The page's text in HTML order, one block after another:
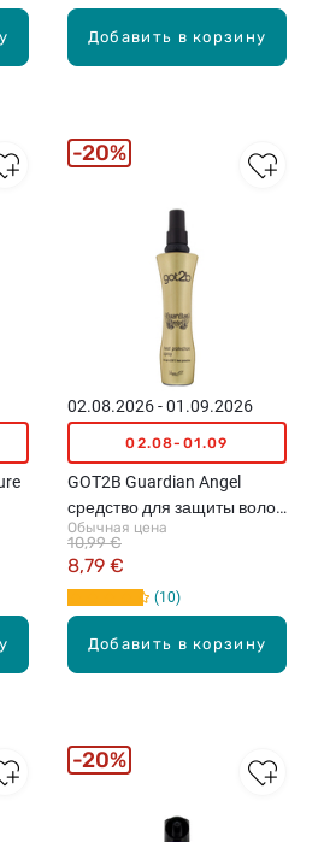
Добавить в корзину
Добавить в корзину
02.08.2026 - 01.09.2026
02.08-01.09
GOT2B Guardian Angel
средство для защиты волос
от жары, 200мл
Обычная цена
8,79 €
10,99 €
10
20%
20%